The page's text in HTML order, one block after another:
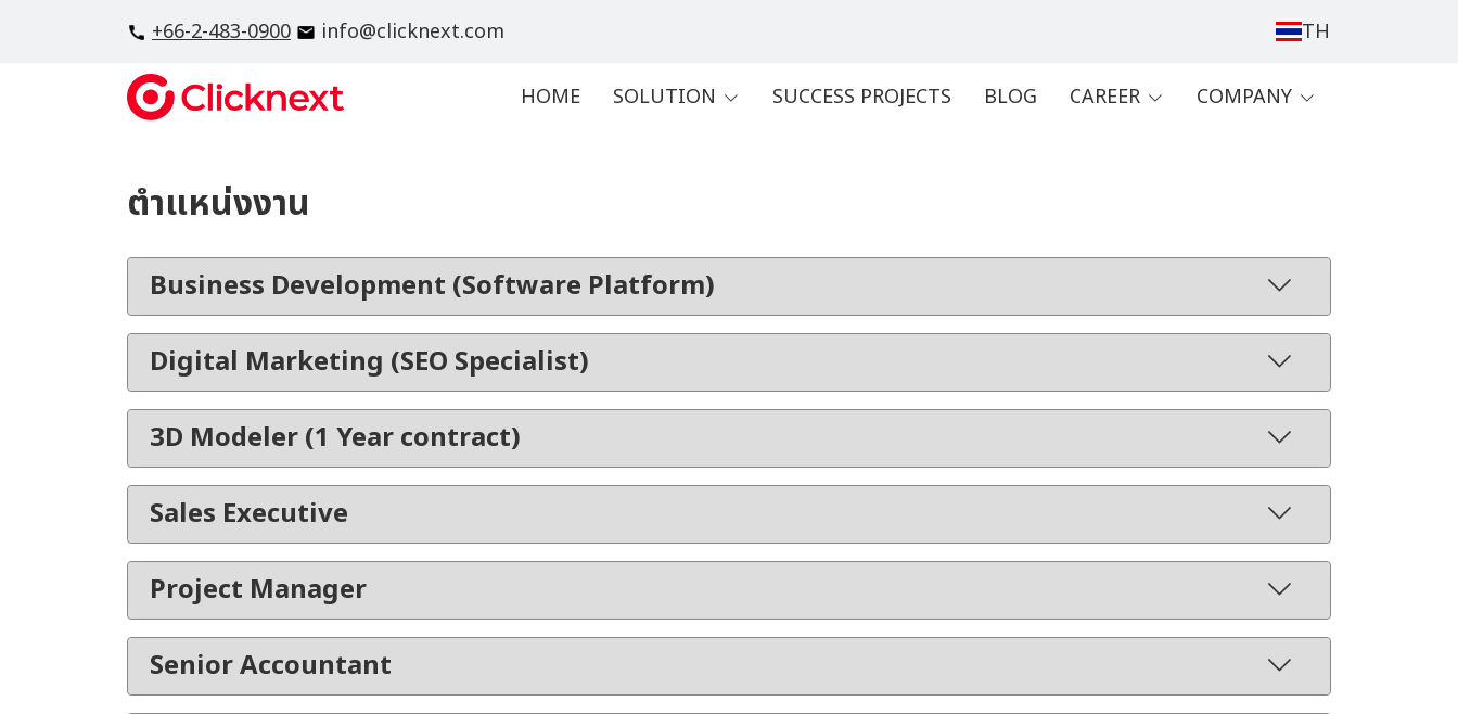
+66-2-483-0900 info@clicknext.com TH
HOME SOLUTION SUCCESS PROJECTS BLOG CAREER COMPANY
ตำแหน่งงาน
Business Development (Software Platform)
Digital Marketing (SEO Specialist)
3D Modeler (1 Year contract)
Sales Executive
Project Manager
Senior Accountant